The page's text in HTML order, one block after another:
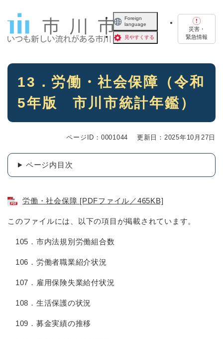
Foreign
language
見やすくする
災害・
緊急情報
本
13．労働・社会保障（令和
5年版 市川市統計年鑑）
ページID：0001044 更新日：2025年10月27日
ページ内目次
労働・社会保障 [PDFファイル／465KB]
このファイルには、以下の項目が掲載されています。
105．市内法規別労働組合数
106．労働者職業紹介状況
107．雇用保険失業給付状況
108．生活保護の状況
109．募金実績の推移